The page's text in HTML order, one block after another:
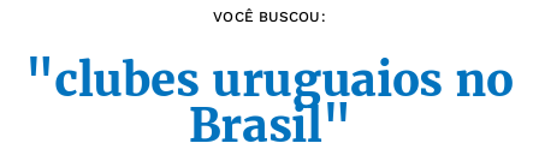
VOCÊ BUSCOU:
"clubes uruguaios no
Brasil"